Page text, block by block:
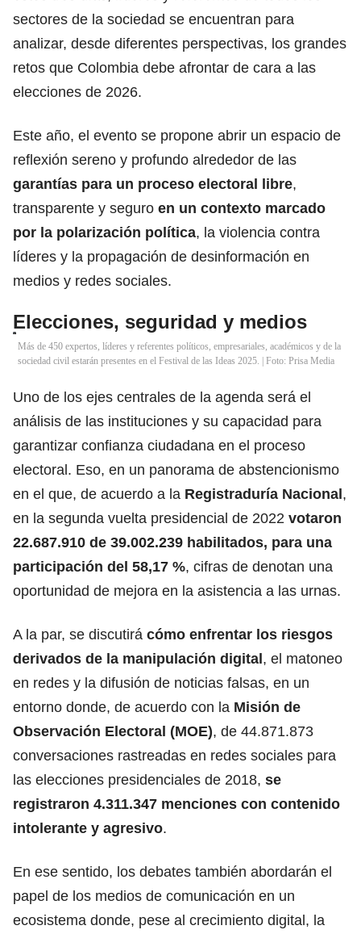
sectores de la sociedad se encuentran para
analizar, desde diferentes perspectivas, los grandes
retos que Colombia debe afrontar de cara a las
elecciones de 2026.
Este año, el evento se propone abrir un espacio de
reflexión sereno y profundo alrededor de las
garantías para un proceso electoral libre,
transparente y seguro en un contexto marcado
por la polarización política, la violencia contra
líderes y la propagación de desinformación en
medios y redes sociales.
Elecciones, seguridad y medios
Más de 450 expertos, líderes y referentes políticos, empresariales, académicos y de la
sociedad civil estarán presentes en el Festival de las Ideas 2025. | Foto: Prisa Media
Uno de los ejes centrales de la agenda será el
análisis de las instituciones y su capacidad para
garantizar confianza ciudadana en el proceso
electoral. Eso, en un panorama de abstencionismo
en el que, de acuerdo a la Registraduría Nacional,
en la segunda vuelta presidencial de 2022 votaron
22.687.910 de 39.002.239 habilitados, para una
participación del 58,17 %, cifras de denotan una
oportunidad de mejora en la asistencia a las urnas.
A la par, se discutirá cómo enfrentar los riesgos
derivados de la manipulación digital, el matoneo
en redes y la difusión de noticias falsas, en un
entorno donde, de acuerdo con la Misión de
Observación Electoral (MOE), de 44.871.873
conversaciones rastreadas en redes sociales para
las elecciones presidenciales de 2018, se
registraron 4.311.347 menciones con contenido
intolerante y agresivo.
En ese sentido, los debates también abordarán el
papel de los medios de comunicación en un
ecosistema donde, pese al crecimiento digital, la